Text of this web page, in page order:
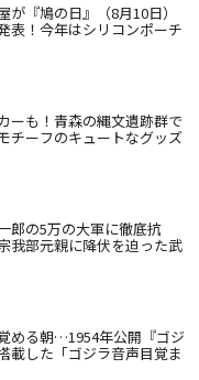
が『鳩の日』（8月10日）
表！今年はシリコンポーチ
ーも！青森の縄文遺跡群で
チーフのキュートなグッズ
郎の5万の大軍に徹底抗
我部元親に降伏を迫った武
める朝…1954年公開『ゴジ
載した「ゴジラ音声目覚ま